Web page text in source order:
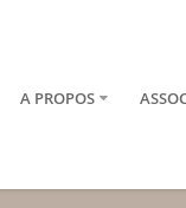
A PROPOS